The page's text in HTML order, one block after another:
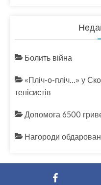
Болить війна
«Пліч-о-пліч…» у
тенісистів
Допомога 6500
Нагороди